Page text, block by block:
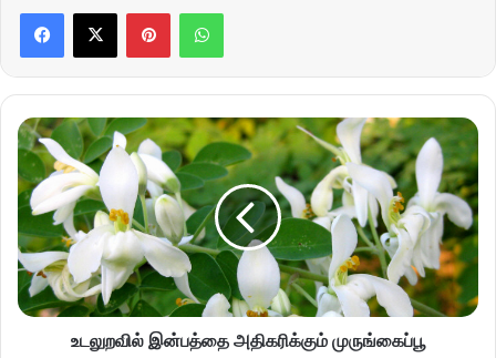
உடலுறவில் இன்பத்தை அதிகரிக்கும் முருங்கைப்பூ